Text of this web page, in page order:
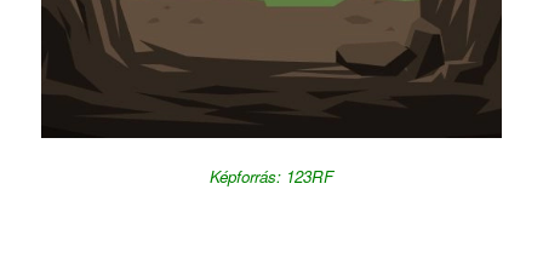
Képforrás: 123RF